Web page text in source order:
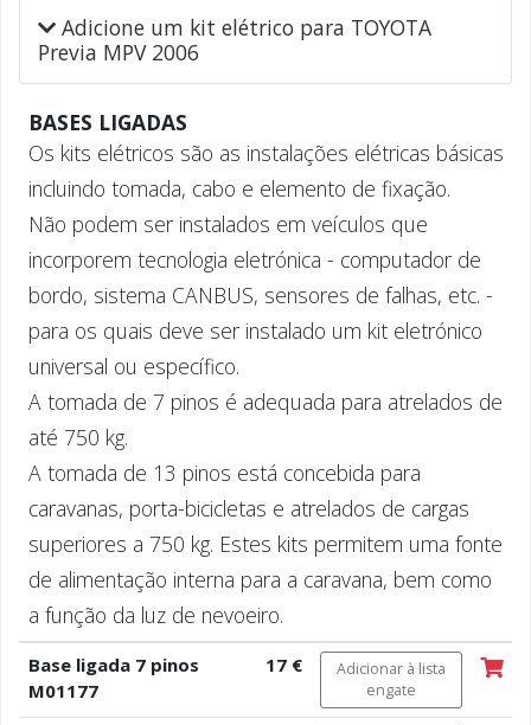
Adicione um kit elétrico para TOYOTA
Previa MPV 2006
BASES LIGADAS
Os kits elétricos são as instalações elétricas básicas
incluindo tomada, cabo e elemento de fixação.
Não podem ser instalados em veículos que
incorporem tecnologia eletrónica - computador de
bordo, sistema CANBUS, sensores de falhas, etc. -
para os quais deve ser instalado um kit eletrónico
universal ou específico.
A tomada de 7 pinos é adequada para atrelados de
até 750 kg.
A tomada de 13 pinos está concebida para
caravanas, porta-bicicletas e atrelados de cargas
superiores a 750 kg. Estes kits permitem uma fonte
de alimentação interna para a caravana, bem como
a função da luz de nevoeiro.
Base ligada 7 pinos
M01177
17 €
Adicionar à lista
engate